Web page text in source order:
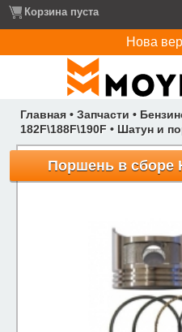
Корзина пуста
Нова
Главная • Запчасти •
182F\188F\190F • Шатун и
Поршень в сборе